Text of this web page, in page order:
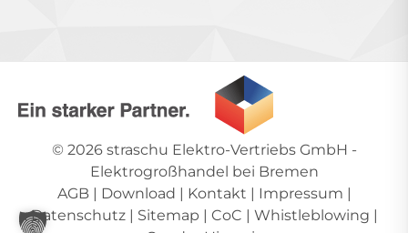
© 2026 straschu Elektro-Vertriebs GmbH -
Elektrogroßhandel bei Bremen
AGB | Download | Kontakt | Impressum |
Datenschutz| Sitemap | CoC | Whistleblowing |